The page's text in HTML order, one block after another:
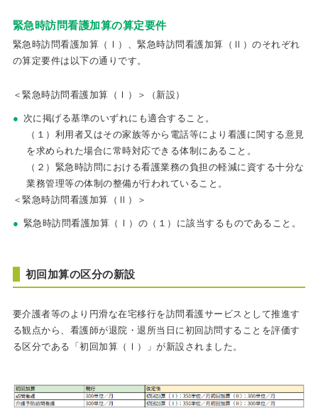
緊急時訪問看護加算の算定要件
緊急時訪問看護加算（Ⅰ）、緊急時訪問看護加算（Ⅱ）のそれぞれ
の算定要件は以下の通りです。
＜緊急時訪問看護加算（Ⅰ）＞（新設）
次に掲げる基準のいずれにも適合すること。
（１）利用者又はその家族等から電話等により看護に関する意見
を求められた場合に常時対応できる体制にあること。
（２）緊急時訪問における看護業務の負担の軽減に資する十分な
業務管理等の体制の整備が行われていること。
＜緊急時訪問看護加算（Ⅱ）＞
緊急時訪問看護加算（Ⅰ）の（１）に該当するものであること。
初回加算の区分の新設
要介護者等のより円滑な在宅移行を訪問看護サービスとして推進す
る観点から、看護師が退院・退所当日に初回訪問することを評価す
る区分である「初回加算（Ⅰ）」が新設されました。